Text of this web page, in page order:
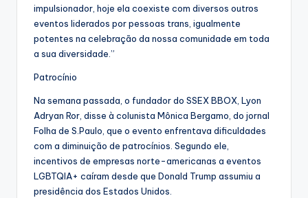
impulsionador, hoje ela coexiste com diversos outros
eventos liderados por pessoas trans, igualmente
potentes na celebração da nossa comunidade em toda
a sua diversidade.”
Patrocínio
Na semana passada, o fundador do SSEX BBOX, Lyon
Adryan Ror, disse à colunista Mônica Bergamo, do jornal
Folha de S.Paulo, que o evento enfrentava dificuldades
com a diminuição de patrocínios. Segundo ele,
incentivos de empresas norte-americanas a eventos
LGBTQIA+ caíram desde que Donald Trump assumiu a
presidência dos Estados Unidos.